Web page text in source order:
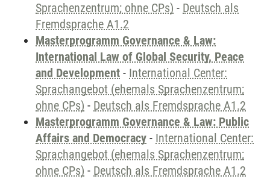
Sprachenzentrum; ohne CPs) - Deutsch als
Fremdsprache A1.2
Masterprogramm Governance & Law:
International Law of Global Security, Peace
and Development - International Center:
Sprachangebot (ehemals Sprachenzentrum;
ohne CPs) - Deutsch als Fremdsprache A1.2
Masterprogramm Governance & Law: Public
Affairs and Democracy - International Center:
Sprachangebot (ehemals Sprachenzentrum;
ohne CPs) - Deutsch als Fremdsprache A1.2